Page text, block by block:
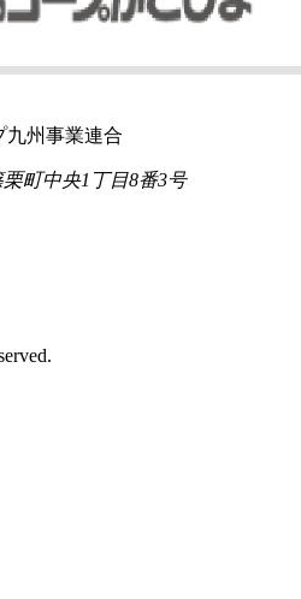
九州事業連合
町中央1丁目8番3号